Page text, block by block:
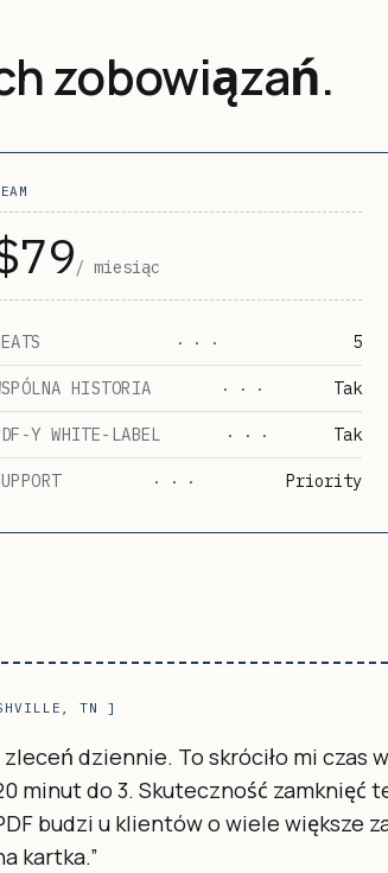
zobowiązań.
/ miesiąc
· · · 5
HISTORIA · · · Tak
Y WHITE-LABEL · · · Tak
· · · Priority
TN ]
dziennie. To skróciło mi czas
minut do 3. Skuteczność zamknięć
budzi u klientów o wiele większe
kartka.”